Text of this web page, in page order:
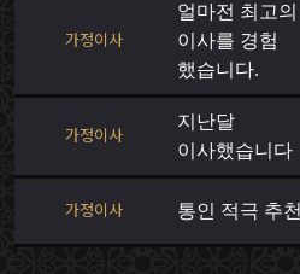
가정이사
얼마전 최고의
이사를 경험
했습니다.
가정이사
지난달
이사했습니다
가정이사 통인 적극 추천